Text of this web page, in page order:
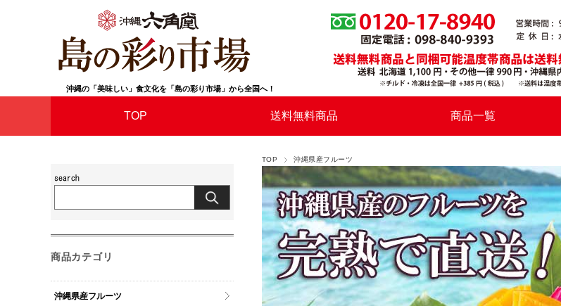
沖縄の「美味しい」食文化を「島の彩り市場」から全国へ！
TOP 送料無料商品 商品一覧
TOP 沖縄県産フルーツ
商品カテゴリ
沖縄県産フルーツ